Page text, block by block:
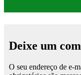
Deixe um
O seu endereço de e-